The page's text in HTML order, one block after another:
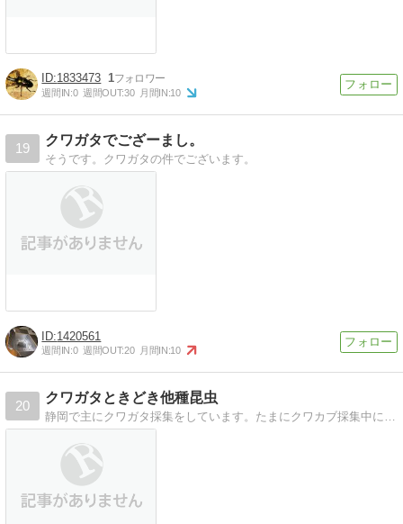
1833473 1
週間IN:0 週間OUT:30 月間IN:10
19
クワガタでござーまし。
そうです。クワガタの件でございます。
1420561
週間IN:0 週間OUT:20 月間IN:10
20
クワガタときどき他種昆虫
静岡で主にクワガタ採集をしています。たまにクワカブ採集中に出くわした生き物たちも紹介します。